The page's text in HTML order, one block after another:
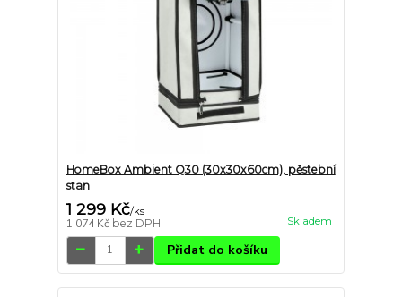
HomeBox Ambient Q30 (30x30x60cm), pěstební
stan
1 299 Kč/ks
1 074 Kč bez DPH Skladem
Přidat do košíku